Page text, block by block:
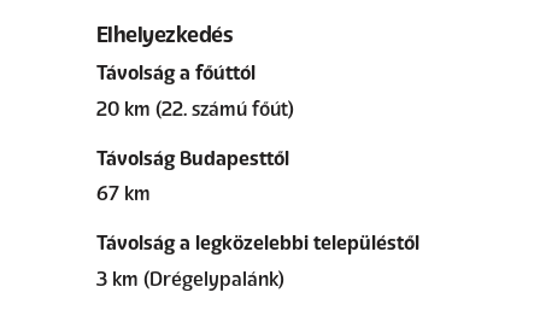
Elhelyezkedés
Távolság a főúttól
20 km (22. számú főút)
Távolság Budapesttől
67 km
Távolság a legközelebbi településtől
3 km (Drégelypalánk)